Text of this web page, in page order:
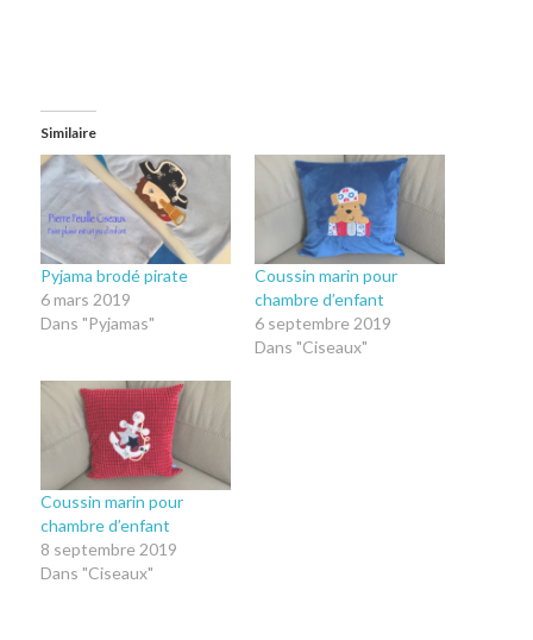
Similaire
Pyjama brodé pirate
6 mars 2019
Dans "Pyjamas"
Coussin marin pour
chambre d’enfant
6 septembre 2019
Dans "Ciseaux"
Coussin marin pour
chambre d’enfant
8 septembre 2019
Dans "Ciseaux"